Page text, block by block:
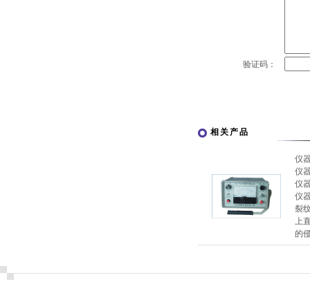
验证码：
相关产品
仪
仪
仪
仪
裂
上
的